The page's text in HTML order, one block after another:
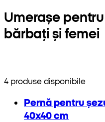
Umerașe
bărbați și femei
4 produse disponibile
Pernă pentru
40x40 cm